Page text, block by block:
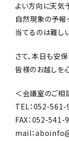
よい方向に天気
自然現象の予報
当てるのは難し
さて、本日も安
皆様のお越しを
＜会議室のご相
TEL：052-561-
FAX：052-541-
mail：